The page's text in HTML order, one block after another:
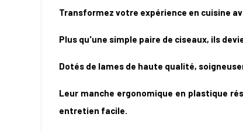
Transformez votre expérience en cuisine
Plus qu'une simple paire de ciseaux, ils
Dotés de lames de haute qualité,
Leur manche ergonomique en plastique
entretien facile.